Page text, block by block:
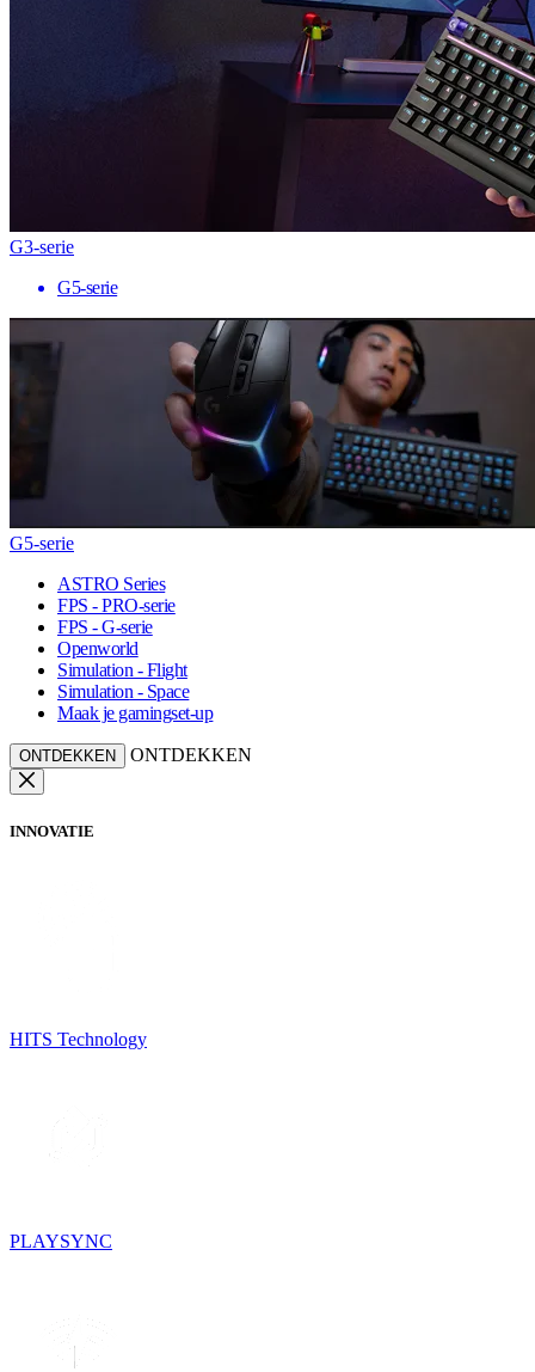
G3-serie
G5-serie
G5-serie
ASTRO Series
FPS - PRO-serie
FPS - G-serie
Openworld
Simulation - Flight
Simulation - Space
Maak je gamingset-up
ONTDEKKEN ONTDEKKEN
INNOVATIE
HITS Technology
PLAYSYNC